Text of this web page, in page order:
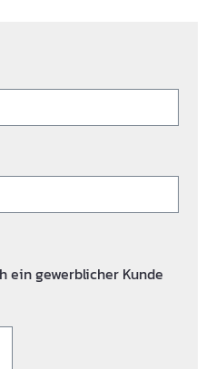
ein gewerblicher Kunde